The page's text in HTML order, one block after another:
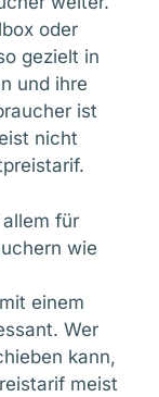
oder
gezielt in
und ihre
ist
nicht
für
wie
einem
Wer
kann,
meist